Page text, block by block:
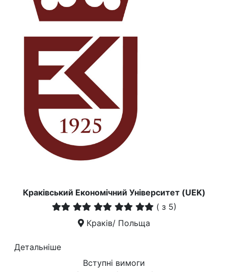
Краківський Економічний Університет (UEK)
( з 5)
Краків/ Польща
Детальніше
Вступні вимоги